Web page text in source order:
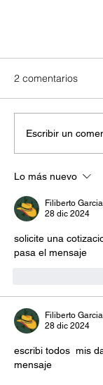
autos
2 comentarios
Escribir un
Lo más nuevo
Filiberto Garcia
28 dic 2024
solicite una
pasa el mensaje
Filiberto Garcia
28 dic 2024
escribi todos  mis
mensaje